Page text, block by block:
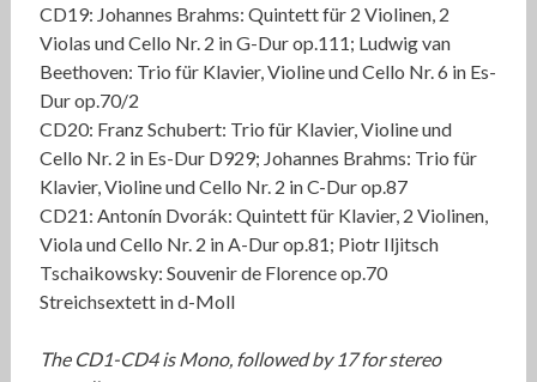
CD19: Johannes Brahms: Quintett für 2 Violinen, 2
Violas und Cello Nr. 2 in G-Dur op.111; Ludwig van
Beethoven: Trio für Klavier, Violine und Cello Nr. 6 in Es-
Dur op.70/2
CD20: Franz Schubert: Trio für Klavier, Violine und
Cello Nr. 2 in Es-Dur D929; Johannes Brahms: Trio für
Klavier, Violine und Cello Nr. 2 in C-Dur op.87
CD21: Antonín Dvorák: Quintett für Klavier, 2 Violinen,
Viola und Cello Nr. 2 in A-Dur op.81; Piotr Iljitsch
Tschaikowsky: Souvenir de Florence op.70
Streichsextett in d-Moll
The CD1-CD4 is Mono, followed by 17 for stereo